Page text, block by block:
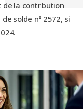
de la contribution
de solde n° 2572, si